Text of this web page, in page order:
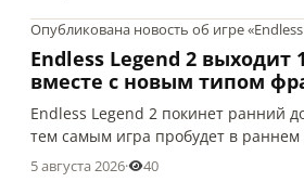
Опубликована новость об игре
Endless Legend 2 выходит
вместе с новым типом
Endless Legend 2 покинет ранний
тем самым игра пробудет в раннем
5 августа 2026· 40